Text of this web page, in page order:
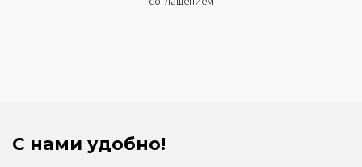
С нами удобно!